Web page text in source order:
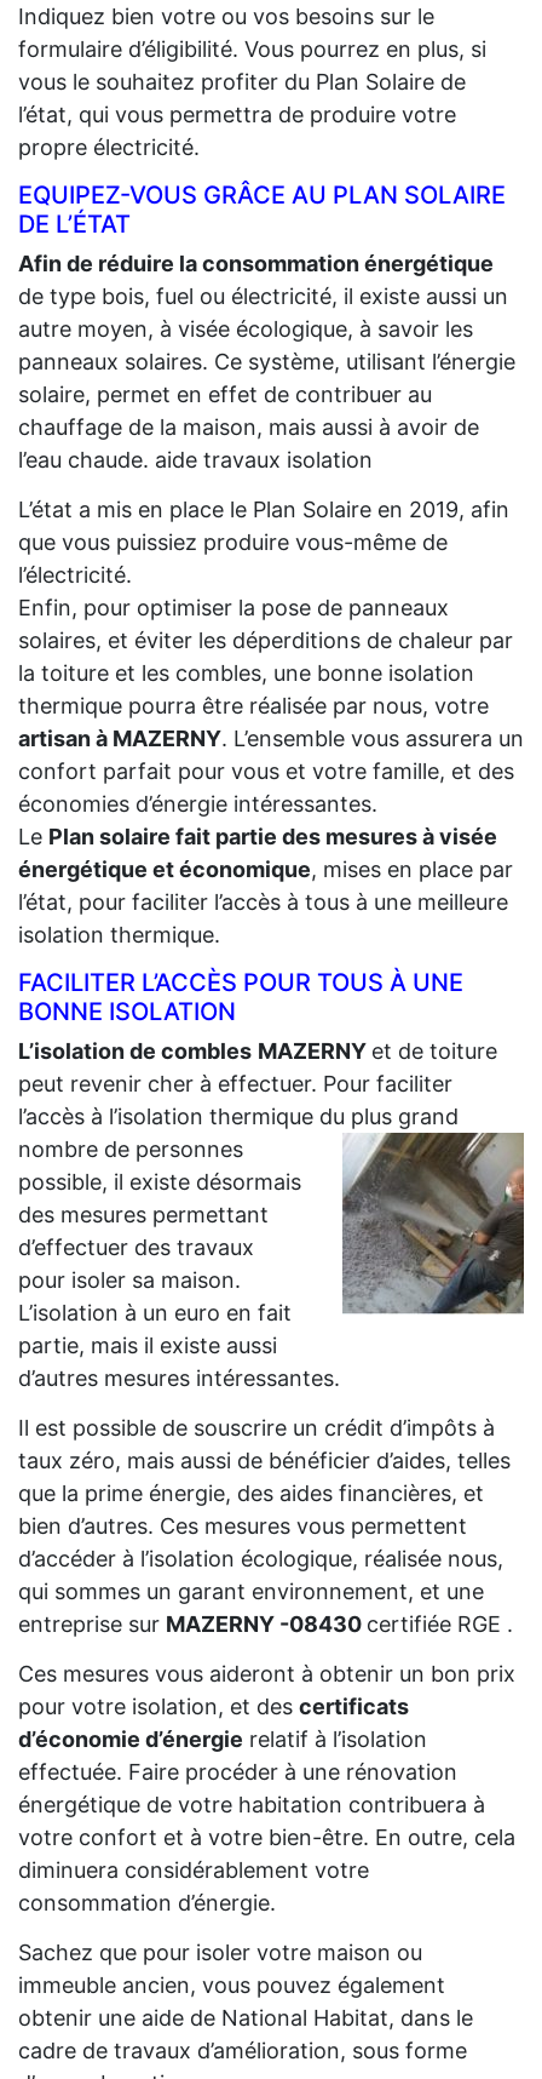
Indiquez bien votre ou vos besoins sur le
formulaire d’éligibilité. Vous pourrez en plus, si
vous le souhaitez profiter du Plan Solaire de
l’état, qui vous permettra de produire votre
propre électricité.
EQUIPEZ-VOUS GRÂCE AU PLAN SOLAIRE
DE L’ÉTAT
Afin de réduire la consommation énergétique
de type bois, fuel ou électricité, il existe aussi un
autre moyen, à visée écologique, à savoir les
panneaux solaires. Ce système, utilisant l’énergie
solaire, permet en effet de contribuer au
chauffage de la maison, mais aussi à avoir de
l’eau chaude. aide travaux isolation
L’état a mis en place le Plan Solaire en 2019, afin
que vous puissiez produire vous-même de
l’électricité.
Enfin, pour optimiser la pose de panneaux
solaires, et éviter les déperditions de chaleur par
la toiture et les combles, une bonne isolation
thermique pourra être réalisée par nous, votre
artisan à MAZERNY. L’ensemble vous assurera un
confort parfait pour vous et votre famille, et des
économies d’énergie intéressantes.
Le Plan solaire fait partie des mesures à visée
énergétique et économique, mises en place par
l’état, pour faciliter l’accès à tous à une meilleure
isolation thermique.
FACILITER L’ACCÈS POUR TOUS À UNE
BONNE ISOLATION
L’isolation de combles MAZERNY et de toiture
peut revenir cher à effectuer. Pour faciliter
l’accès à l’isolation thermique du plus grand
nombre de personnes
possible, il existe désormais
des mesures permettant
d’effectuer des travaux
pour isoler sa maison.
L’isolation à un euro en fait
partie, mais il existe aussi
d’autres mesures intéressantes.
Il est possible de souscrire un crédit d’impôts à
taux zéro, mais aussi de bénéficier d’aides, telles
que la prime énergie, des aides financières, et
bien d’autres. Ces mesures vous permettent
d’accéder à l’isolation écologique, réalisée nous,
qui sommes un garant environnement, et une
entreprise sur MAZERNY -08430 certifiée RGE .
Ces mesures vous aideront à obtenir un bon prix
pour votre isolation, et des certificats
d’économie d’énergie relatif à l’isolation
effectuée. Faire procéder à une rénovation
énergétique de votre habitation contribuera à
votre confort et à votre bien-être. En outre, cela
diminuera considérablement votre
consommation d’énergie.
Sachez que pour isoler votre maison ou
immeuble ancien, vous pouvez également
obtenir une aide de National Habitat, dans le
cadre de travaux d’amélioration, sous forme